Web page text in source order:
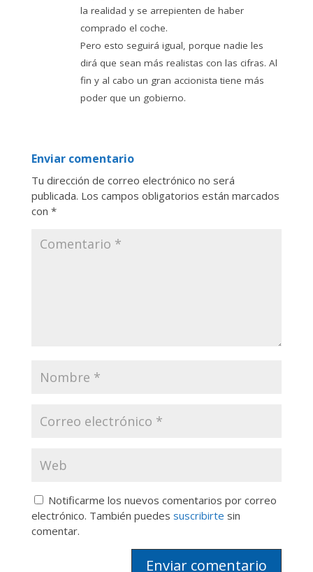
la realidad y se arrepienten de haber
comprado el coche.
Pero esto seguirá igual, porque nadie les
dirá que sean más realistas con las cifras. Al
fin y al cabo un gran accionista tiene más
poder que un gobierno.
Enviar comentario
Tu dirección de correo electrónico no será
publicada. Los campos obligatorios están marcados
con *
Notificarme los nuevos comentarios por correo
electrónico. También puedes suscribirte sin
comentar.